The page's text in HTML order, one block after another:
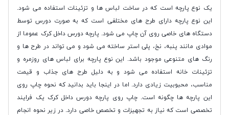
یک نوع پارچه است که در ساخت لباس ها و تزئینات استفاده می شود.
این نوع پارچه دارای طرح های مختلفی است که به صورت دورس توسط
دستگاه های خاصی روی آن چاپ می شود. پارچه دورس داخل کرک عموما از
موادی مانند پنبه، نخ، پلی استر ساخته می شود و می تواند در طرح ها و
رنگ های متنوعی موجود باشد. این نوع پارچه برای لباس های روزمره و
تزئینات خانه استفاده می شود و به دلیل طرح های جذاب و قیمت
مناسب، محبوبیت زیادی دارد. اما در اینجا باید بدانید که نحوه چاپ روی
این پارچه ها چگونه است. چاپ روی پارچه دورس داخل کرک یک فرایند
تخصصی است که نیاز به تجهیزات و تخصص خاصی دارد. در زیر نحوه انجام